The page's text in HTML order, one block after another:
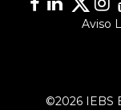
Aviso
©2026 IEBS